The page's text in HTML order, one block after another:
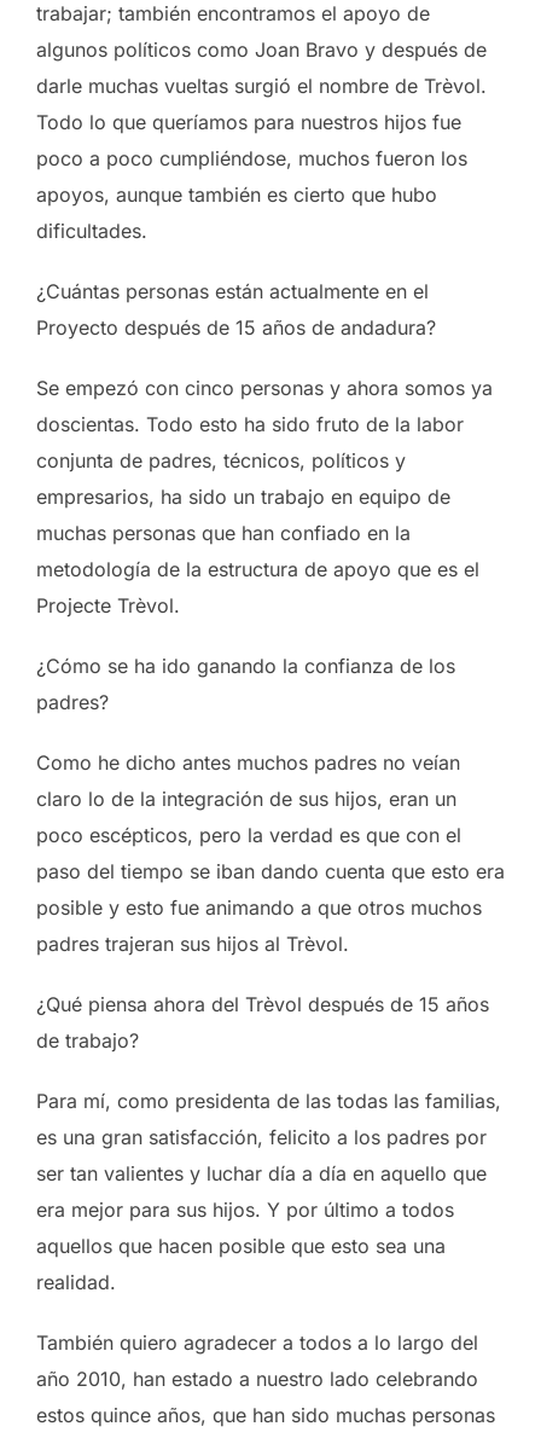
trabajar; también encontramos el apoyo de
algunos políticos como Joan Bravo y después de
darle muchas vueltas surgió el nombre de Trèvol.
Todo lo que queríamos para nuestros hijos fue
poco a poco cumpliéndose, muchos fueron los
apoyos, aunque también es cierto que hubo
dificultades.
¿Cuántas personas están actualmente en el
Proyecto después de 15 años de andadura?
Se empezó con cinco personas y ahora somos ya
doscientas. Todo esto ha sido fruto de la labor
conjunta de padres, técnicos, políticos y
empresarios, ha sido un trabajo en equipo de
muchas personas que han confiado en la
metodología de la estructura de apoyo que es el
Projecte Trèvol.
¿Cómo se ha ido ganando la confianza de los
padres?
Como he dicho antes muchos padres no veían
claro lo de la integración de sus hijos, eran un
poco escépticos, pero la verdad es que con el
paso del tiempo se iban dando cuenta que esto era
posible y esto fue animando a que otros muchos
padres trajeran sus hijos al Trèvol.
¿Qué piensa ahora del Trèvol después de 15 años
de trabajo?
Para mí, como presidenta de las todas las familias,
es una gran satisfacción, felicito a los padres por
ser tan valientes y luchar día a día en aquello que
era mejor para sus hijos. Y por último a todos
aquellos que hacen posible que esto sea una
realidad.
También quiero agradecer a todos a lo largo del
año 2010, han estado a nuestro lado celebrando
estos quince años, que han sido muchas personas